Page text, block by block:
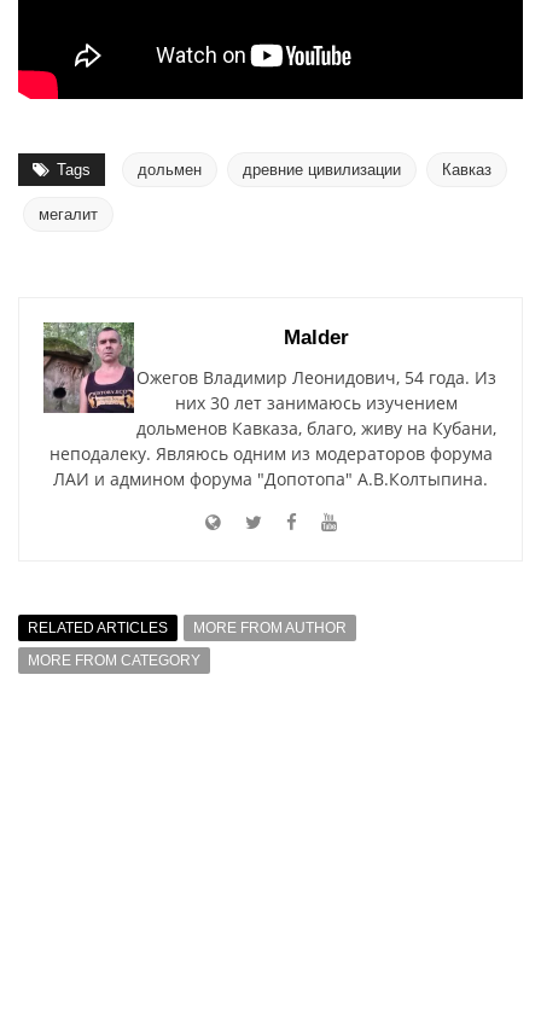
Tags дольмен древние цивилизации Кавказ
мегалит
Malder
Ожегов Владимир Леонидович, 54 года. Из
них 30 лет занимаюсь изучением
дольменов Кавказа, благо, живу на Кубани,
неподалеку. Являюсь одним из модераторов форума
ЛАИ и админом форума "Допотопа" А.В.Колтыпина.
RELATED ARTICLES
MORE FROM AUTHOR
MORE FROM CATEGORY